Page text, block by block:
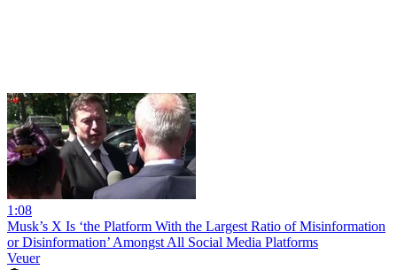
1:08
Musk’s X Is ‘the Platform With the Largest Ratio of Misinformation
or Disinformation’ Amongst All Social Media Platforms
Veuer